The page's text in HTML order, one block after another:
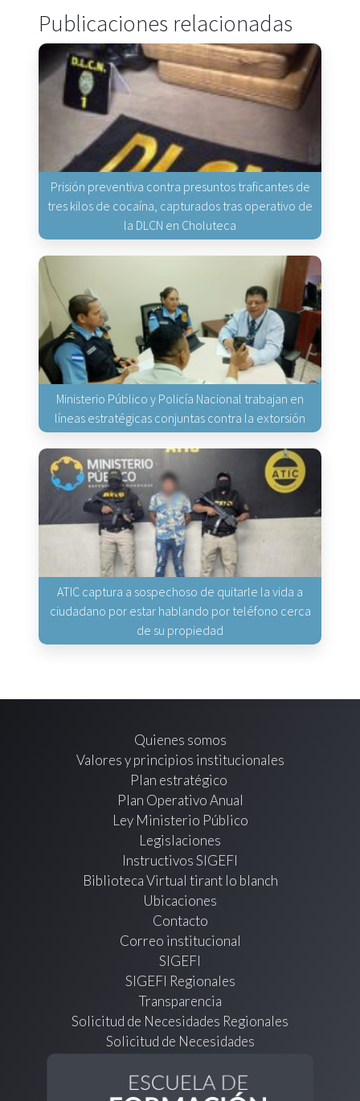
Publicaciones relacionadas
Prisión preventiva contra presuntos traficantes de
tres kilos de cocaína, capturados tras operativo de
la DLCN en Choluteca
Ministerio Público y Policía Nacional trabajan en
líneas estratégicas conjuntas contra la extorsión
ATIC captura a sospechoso de quitarle la vida a
ciudadano por estar hablando por teléfono cerca
de su propiedad
Quienes somos
Valores y principios institucionales
Plan estratégico
Plan Operativo Anual
Ley Ministerio Público
Legislaciones
Instructivos SIGEFI
Biblioteca Virtual tirant lo blanch
Ubicaciones
Contacto
Correo institucional
SIGEFI
SIGEFI Regionales
Transparencia
Solicitud de Necesidades Regionales
Solicitud de Necesidades